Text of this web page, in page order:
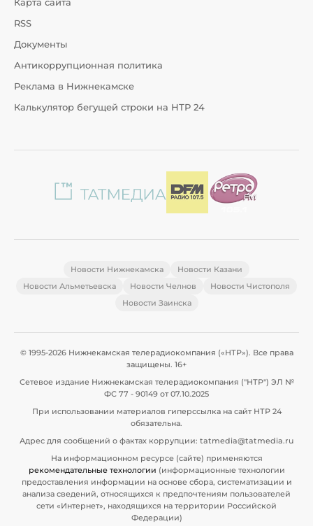
Карта сайта
RSS
Документы
Антикоррупционная политика
Реклама в Нижнекамске
Калькулятор бегущей строки на НТР 24
Новости Нижнекамска
Новости Казани
Новости Альметьевска
Новости Челнов
Новости Чистополя
Новости Заинска
© 1995-2026 Нижнекамская телерадиокомпания («НТР»). Все права
защищены. 16+
Сетевое издание Нижнекамская телерадиокомпания ("НТР") ЭЛ №
ФС 77 - 90149 от 07.10.2025
При использовании материалов гиперссылка на сайт НТР 24
обязательна.
Адрес для сообщений о фактах коррупции: tatmedia@tatmedia.ru
На информационном ресурсе (сайте) применяются
рекомендательные технологии (информационные технологии
предоставления информации на основе сбора, систематизации и
анализа сведений, относящихся к предпочтениям пользователей
сети «Интернет», находящихся на территории Российской
Федерации)